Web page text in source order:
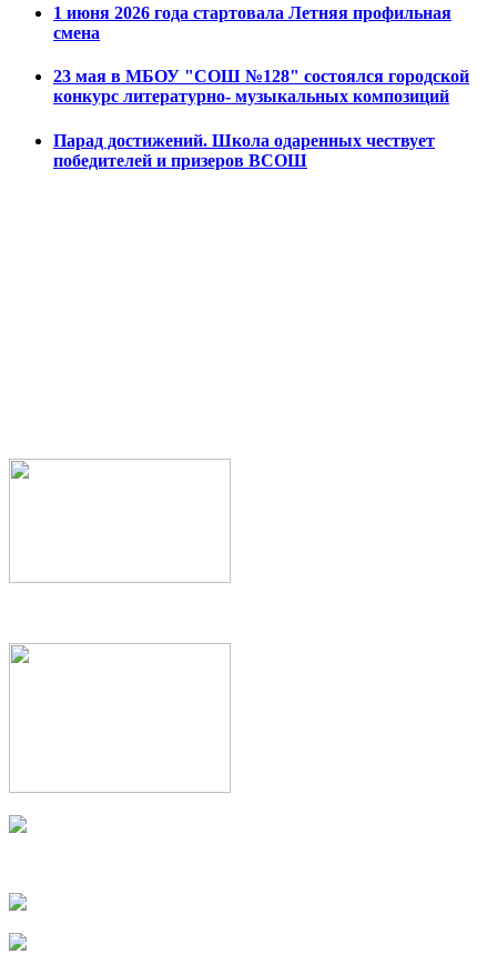
1 июня 2026 года стартовала Летняя профильная
смена
23 мая в МБОУ "СОШ №128" состоялся городской
конкурс литературно- музыкальных композиций
Парад достижений. Школа одаренных чествует
победителей и призеров ВСОШ